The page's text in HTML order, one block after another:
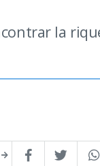
la